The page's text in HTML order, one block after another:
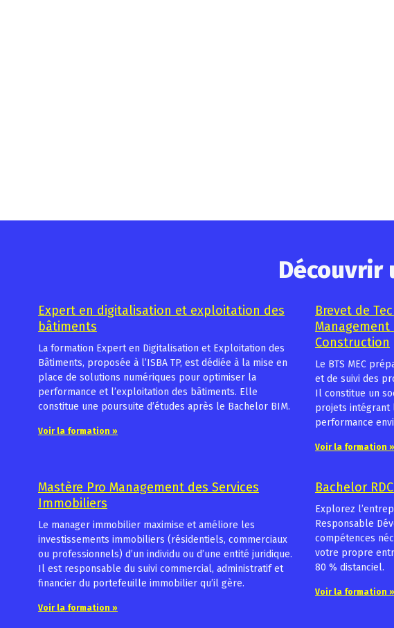
Découvrir
Expert en digitalisation et exploitation des
bâtiments
La formation Expert en Digitalisation et Exploitation des
Bâtiments, proposée à l’ISBA TP, est dédiée à la mise en
place de solutions numériques pour optimiser la
performance et l’exploitation des bâtiments. Elle
constitue une poursuite d’études après le Bachelor BIM.
Voir la formation »
Brevet de
Construction
Le BTS MEC
et de suivi des
Il constitue un
projets intégrant
performance
Voir la formation »
Mastère Pro Management des Services
Immobiliers
Le manager immobilier maximise et améliore les
investissements immobiliers (résidentiels, commerciaux
ou professionnels) d’un individu ou d’une entité juridique.
Il est responsable du suivi commercial, administratif et
financier du portefeuille immobilier qu’il gère.
Voir la formation »
Bachelor
Explorez
Responsable
compétences
votre propre
80 % distanciel.
Voir la formation »